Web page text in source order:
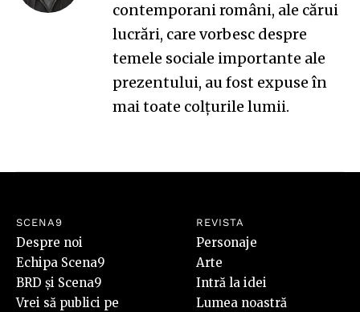
contemporani români, ale cărui
lucrări, care vorbesc despre
temele sociale importante ale
prezentului, au fost expuse în
mai toate colțurile lumii.
SCENA9
Despre noi
Echipa Scena9
BRD și Scena9
Vrei să publici pe
REVISTA
Personaje
Arte
Intră la idei
Lumea noastră